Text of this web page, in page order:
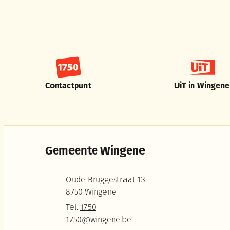
Contactpunt UiT in Wingene
Gemeente Wingene
Oude Bruggestraat 13
,8750 Wingene
1750
E-mail1750@wingene.be